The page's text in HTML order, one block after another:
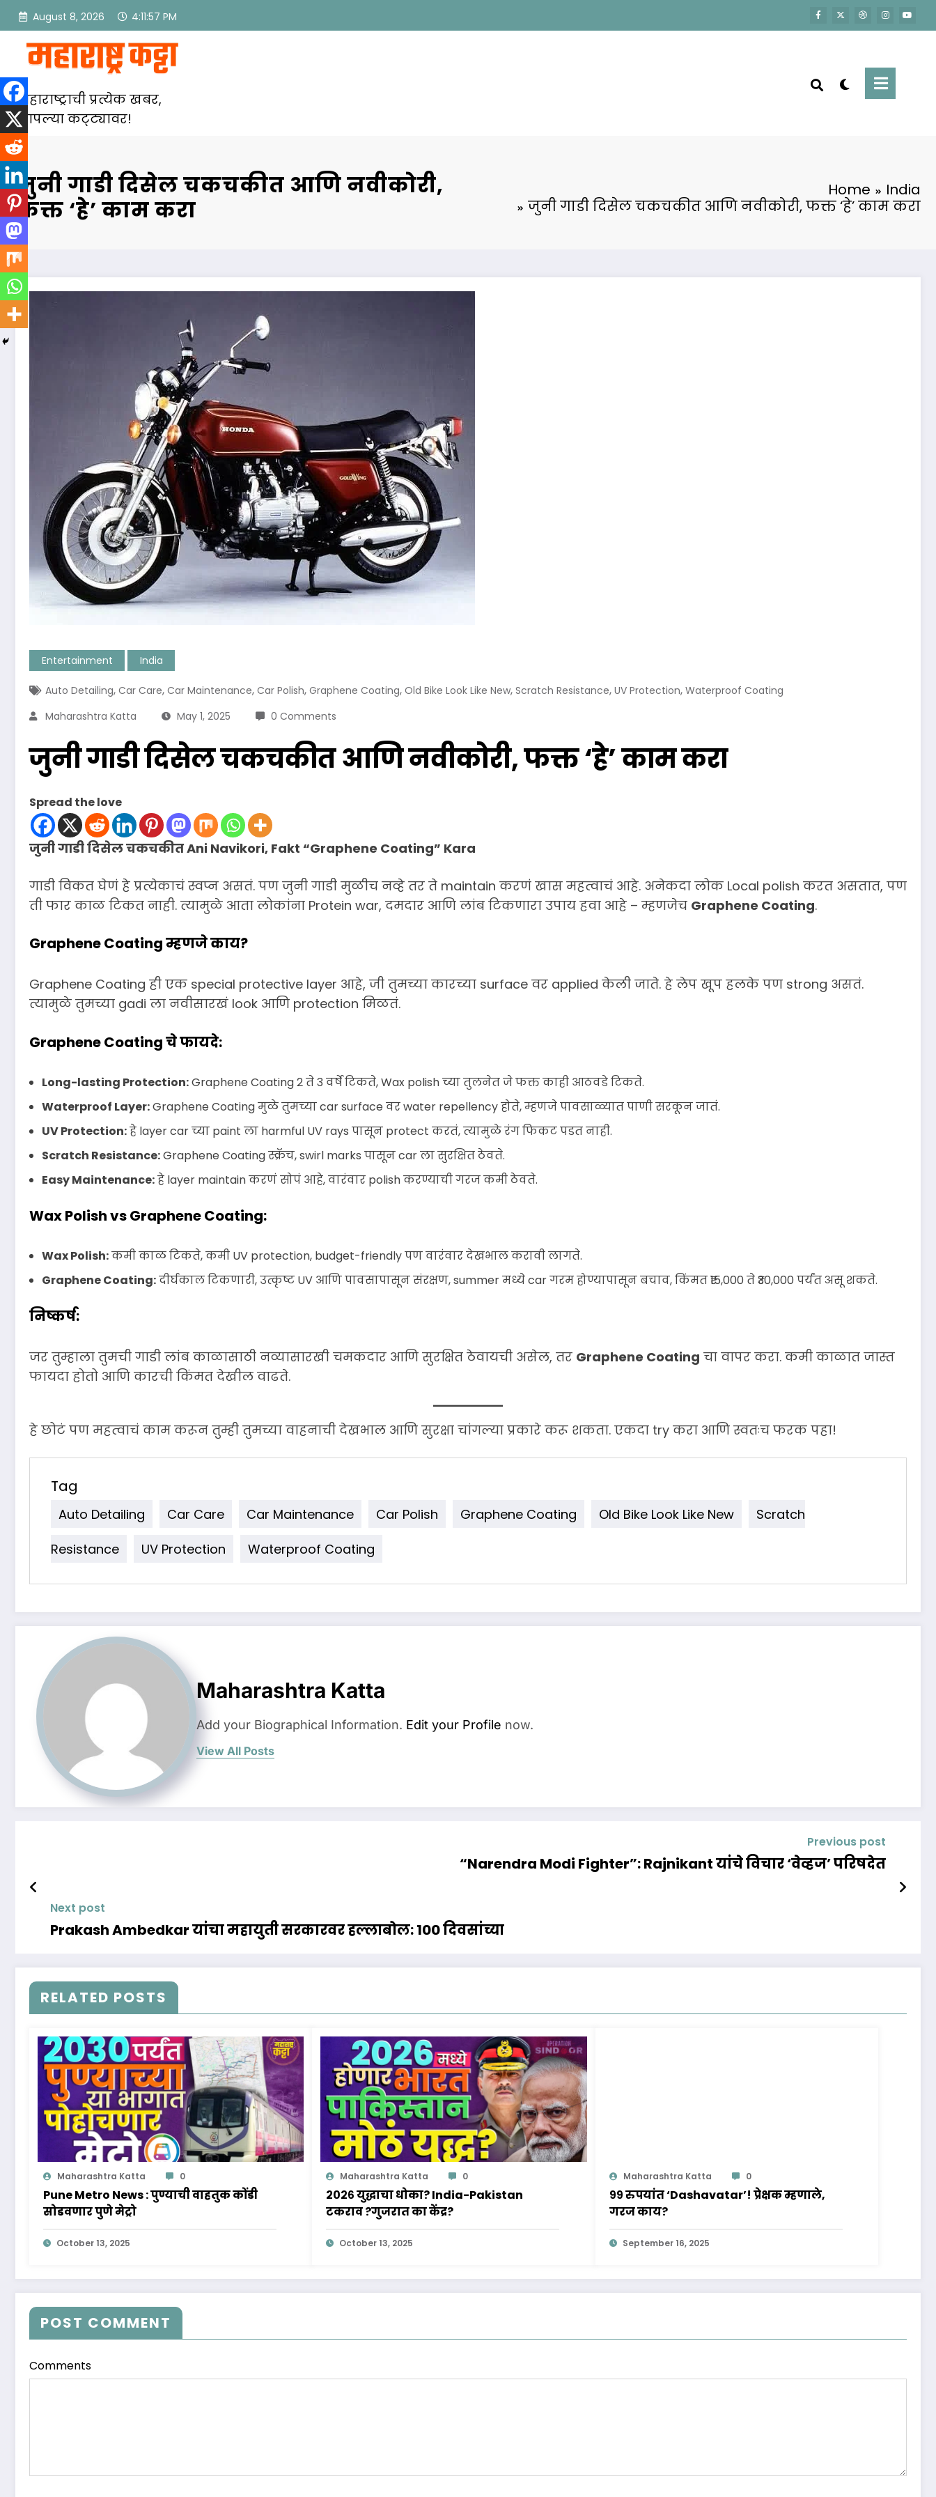
Skip
content
August 8, 2026 4:11:58 PM
महाराष्ट्राची प्रत्येक खबर,
आपल्या कट्ट्यावर!
जुनी गाडी दिसेल चकचकीत आणि नवीकोरी,
फक्त ‘हे’ काम करा
Home
India
जुनी गाडी दिसेल चकचकीत आणि नवीकोरी, फक्त ‘हे’ काम करा
Entertainment India
Auto Detailing, Car Care, Car Maintenance, Car Polish, Graphene Coating, Old Bike Look Like New, Scratch Resistance, UV Protection, Waterproof Coating
Maharashtra Katta
May 1, 2025 0 Comments
जुनी गाडी दिसेल चकचकीत आणि नवीकोरी, फक्त ‘हे’ काम करा
Spread the love
जुनी गाडी दिसेल चकचकीत Ani Navikori, Fakt “Graphene Coating” Kara
गाडी विकत घेणं हे प्रत्येकाचं स्वप्न असतं. पण जुनी गाडी मुळीच नव्हे तर ते maintain करणं खास महत्वाचं आहे. अनेकदा लोक Local polish करत असतात, पण
ती फार काळ टिकत नाही. त्यामुळे आता लोकांना Protein war, दमदार आणि लांब टिकणारा उपाय हवा आहे – म्हणजेच Graphene Coating.
Graphene Coating म्हणजे काय?
Graphene Coating ही एक special protective layer आहे, जी तुमच्या कारच्या surface वर applied केली जाते. हे लेप खूप हलके पण strong असतं.
त्यामुळे तुमच्या gadi ला नवीसारखं look आणि protection मिळतं.
Graphene Coating चे फायदे:
Long-lasting Protection:Graphene Coating 2 ते 3 वर्षे टिकते, Wax polish च्या तुलनेत जे फक्त काही आठवडे टिकते.
Waterproof Layer:Graphene Coating मुळे तुमच्या car surface वर water repellency होते, म्हणजे पावसाळ्यात पाणी सरकून जातं.
UV Protection:हे layer car च्या paint ला harmful UV rays पासून protect करतं, त्यामुळे रंग फिकट पडत नाही.
Scratch Resistance:Graphene Coating स्क्रॅच, swirl marks पासून car ला सुरक्षित ठेवते.
Easy Maintenance:हे layer maintain करणं सोपं आहे, वारंवार polish करण्याची गरज कमी ठेवते.
Wax Polish vs Graphene Coating:
Wax Polish:कमी काळ टिकते, कमी UV protection, budget-friendly पण वारंवार देखभाल करावी लागते.
Graphene Coating:दीर्घकाल टिकणारी, उत्कृष्ट UV आणि पावसापासून संरक्षण, summer मध्ये car गरम होण्यापासून बचाव, किंमत ₹15,000 ते ₹30,000 पर्यंत असू शकते.
निष्कर्ष:
जर तुम्हाला तुमची गाडी लांब काळासाठी नव्यासारखी चमकदार आणि सुरक्षित ठेवायची असेल, तर Graphene Coating चा वापर करा. कमी काळात जास्त
फायदा होतो आणि कारची किंमत देखील वाढते.
हे छोटं पण महत्वाचं काम करून तुम्ही तुमच्या वाहनाची देखभाल आणि सुरक्षा चांगल्या प्रकारे करू शकता. एकदा try करा आणि स्वतःच फरक पहा!
Tag
Auto Detailing Car Care Car Maintenance Car Polish Graphene Coating Old Bike Look Like New
Scratch
Resistance
UV Protection Waterproof Coating
Maharashtra Katta
Add your Biographical Information. Edit your Profile now.
View All Posts
Previous post
“Narendra Modi Fighter”: Rajnikant यांचे विचार ‘वेव्हज’ परिषदेत
Next post
Prakash Ambedkar यांचा महायुती सरकारवर हल्लाबोल: 100 दिवसांच्या
RELATED POSTS
Maharashtra Katta 0
Pune Metro News : पुण्याची वाहतुक कोंडी
सोडवणार पुणे मेट्रो
October 13, 2025
Maharashtra Katta 0
२०२६ युद्धाचा धोका? India-Pakistan
टकराव ?गुजरात का केंद्र?
October 13, 2025
Maharashtra Katta 0
९९ रुपयांत ‘Dashavatar’! प्रेक्षक म्हणाले,
गरज काय?
September 16, 2025
POST COMMENT
Comments